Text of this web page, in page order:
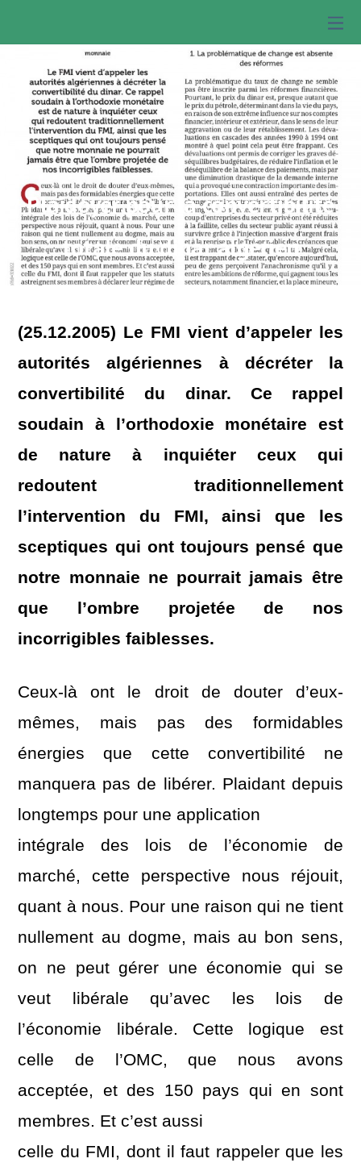
Plaidoyer pour la convertibilité
totale du dinar algérien
(25.12.2005) Le FMI vient d’appeler les
autorités algériennes à décréter la
convertibilité du dinar. Ce rappel
soudain à l’orthodoxie monétaire est
de nature à inquiéter ceux qui
redoutent traditionnellement
l’intervention du FMI, ainsi que les
sceptiques qui ont toujours pensé que
notre monnaie ne pourrait jamais être
que l’ombre projetée de nos
incorrigibles faiblesses.
Ceux-là ont le droit de douter d’eux-
mêmes, mais pas des formidables
énergies que cette convertibilité ne
manquera pas de libérer. Plaidant depuis
longtemps pour une application
intégrale des lois de l’économie de
marché, cette perspective nous réjouit,
quant à nous. Pour une raison qui ne tient
nullement au dogme, mais au bon sens,
on ne peut gérer une économie qui se
veut libérale qu’avec les lois de
l’économie libérale. Cette logique est
celle de l’OMC, que nous avons
acceptée, et des 150 pays qui en sont
membres. Et c’est aussi
celle du FMI, dont il faut rappeler que les